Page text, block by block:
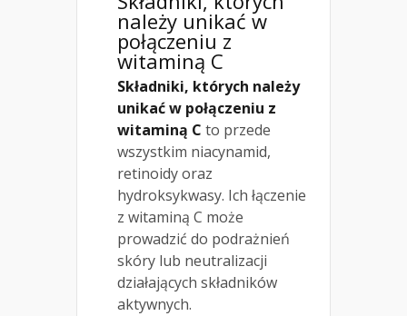
należy unikać w
połączeniu z
witaminą C
Składniki, których należy
unikać w połączeniu z
witaminą C to przede
wszystkim niacynamid,
retinoidy oraz
hydroksykwasy. Ich łączenie
z witaminą C może
prowadzić do podrażnień
skóry lub neutralizacji
działających składników
aktywnych.